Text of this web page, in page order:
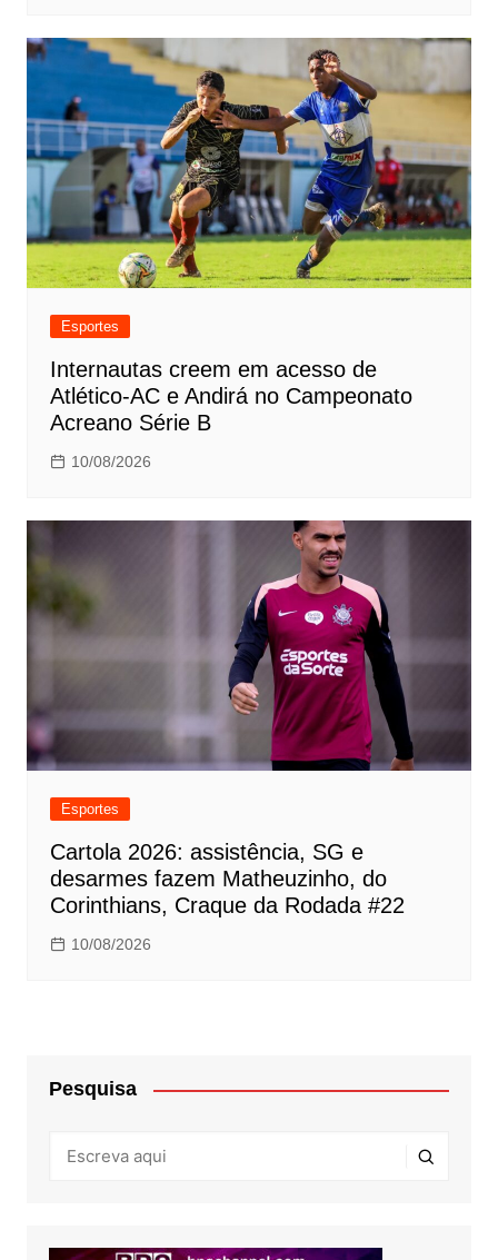
Esportes
Internautas creem em acesso de
Atlético-AC e Andirá no Campeonato
Acreano Série B
10/08/2026
Esportes
Cartola 2026: assistência, SG e
desarmes fazem Matheuzinho, do
Corinthians, Craque da Rodada #22
10/08/2026
Pesquisa